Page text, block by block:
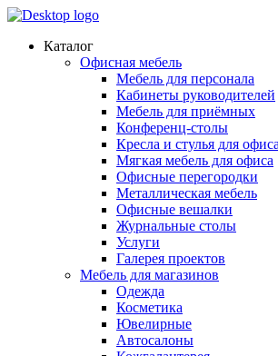
Каталог
Офисная мебель
Мебель для персонала
Кабинеты руководителей
Мебель для приёмных
Конференц-столы
Кресла и стулья для офиса
Мягкая мебель для офиса
Офисные перегородки
Металлическая мебель
Офисные вешалки
Журнальные столы
Услуги
Галерея проектов
Мебель для магазинов
Одежда
Косметика
Ювелирные
Автосалоны